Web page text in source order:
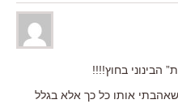
הבינוני בחוץ!!!!
אותו כל כך אלא בגלל